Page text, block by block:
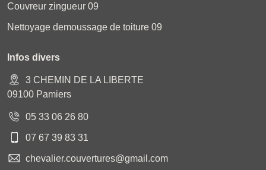
Couvreur zingueur 09
Nettoyage demoussage de toiture 09
Infos divers
3 CHEMIN DE LA LIBERTE
09100 Pamiers
05 33 06 26 80
07 67 39 83 31
chevalier.couvertures@gmail.com